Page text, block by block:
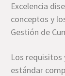
Excelencia
conceptos y
Gestión de
Los requisitos
estándar